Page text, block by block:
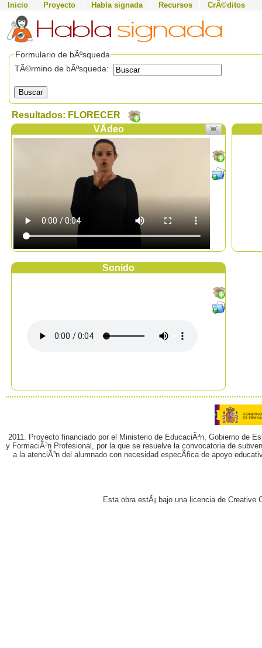
Inicio Proyecto Habla signada Recursos CrÃ©ditos
Formulario de bÃºsqueda
TÃ©rmino de bÃºsqueda:
Buscar
Resultados: FLORECER
VÃ­deo
Sonido
2011. Proyecto financiado por el Ministerio de EducaciÃ³n, Gobierno de
y FormaciÃ³n Profesional, por la que se resuelve la convocatoria de
a la atenciÃ³n del alumnado con necesidad especÃ­fica de apoyo
Esta obra estÃ¡ bajo una licencia de Creative